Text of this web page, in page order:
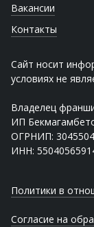
Вакансии
Контакты
Сайт носит
условиях не
Владелец
ИП
ОГРНИП:
ИНН:
Политики в
Согласие на